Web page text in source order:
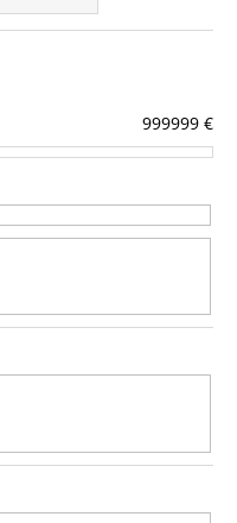
999999 €